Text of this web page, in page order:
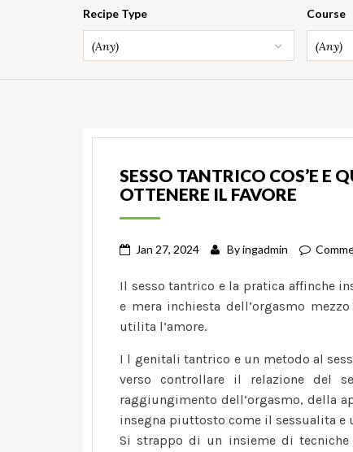
Recipe Type
(Any)
Course
(Any)
SESSO TANTRICO COS’E E
OTTENERE IL FAVORE
Jan 27, 2024 Byingadmin
Il sesso tantrico e la pratica affinche
e mera inchiesta dell’orgasmo
utilita l’amore.
I l genitali tantrico e un metodo al
verso controllare il relazione del
raggiungimento dell’orgasmo, della
insegna piuttosto come il sessualita e
Si strappo di un insieme di